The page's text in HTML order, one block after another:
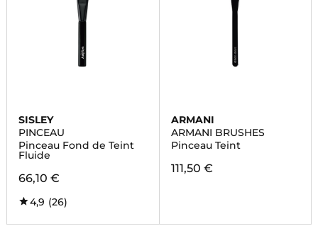
SISLEY
PINCEAU
Pinceau Fond de Teint
Fluide
66,10 €
4,9 (26)
ARMANI
ARMANI BRUSHES
Pinceau Teint
111,50 €